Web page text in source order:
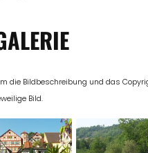
die Bildbeschreibung und das
Bild.